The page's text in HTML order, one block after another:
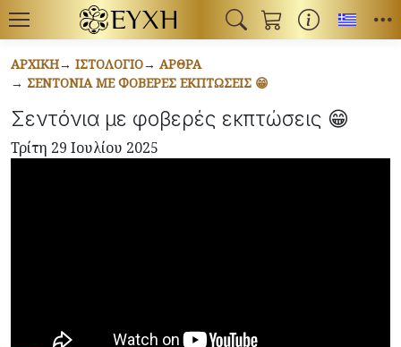
ΑΡΧΙΚΉ ΙΣΤΟΛΌΓΙΟ
ΆΡΘΡΑ
ΣΕΝΤΌΝΙΑ ΜΕ ΦΟΒΕΡΈΣ ΕΚΠΤΏΣΕΙΣ 😁
Σεντόνια με φοβερές εκπτώσεις 😁
Τρίτη 29 Ιουλίου 2025